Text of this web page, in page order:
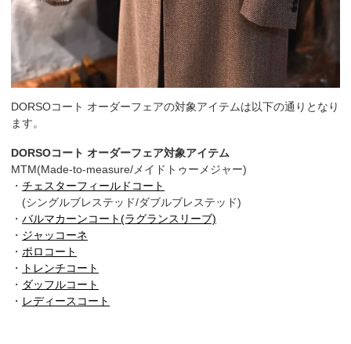
DORSOコート オーダーフェアの対象アイテムは以下の通りとなり
ます。
DORSOコート オーダーフェア対象アイテム
MTM(Made-to-measure/メイドトゥーメジャー)
・ チェスターフィールドコート
(シングルブレステッド/ダブルブレステッド)
・ バルマカーンコート(ラグランスリーブ)
・ ジャッコーネ
・ ポロコート
・
トレンチコート
・ ダッフルコート
・ レディースコート